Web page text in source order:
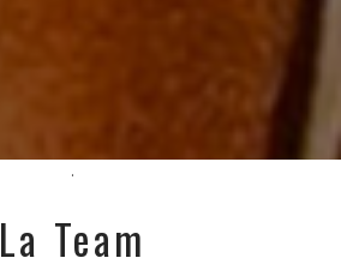
.
La Team